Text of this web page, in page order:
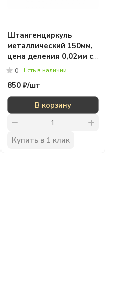
Штангенциркуль
металлический 150мм,
цена деления 0,02мм с
глубиномером
0 Есть в наличии
850 ₽/шт
В корзину
Купить в 1 клик